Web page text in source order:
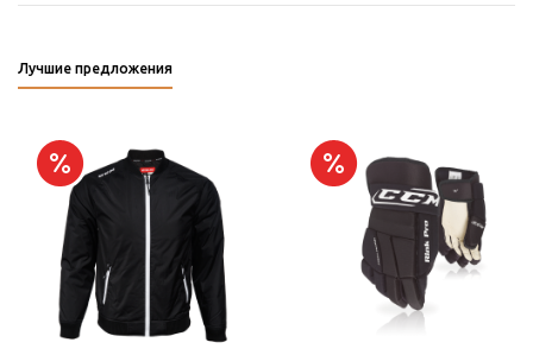
Лучшие предложения